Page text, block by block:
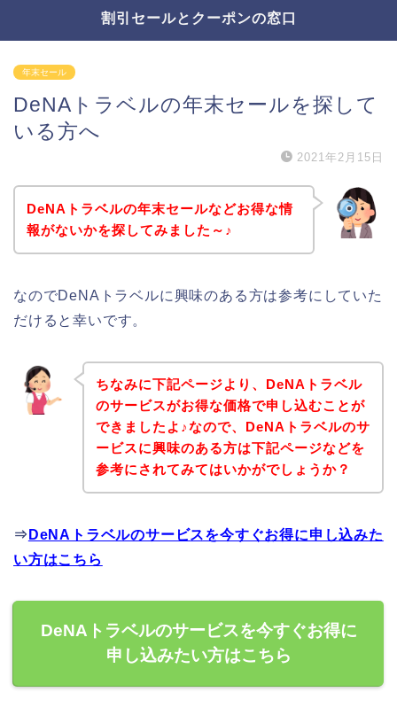
割引セールとクーポンの窓口
年末セール
DeNAトラベルの年末セールを探して
いる方へ
2021年2月15日
DeNAトラベルの年末セールなどお得な情
報がないかを探してみました～♪
なのでDeNAトラベルに興味のある方は参考にしていた
だけると幸いです。
ちなみに下記ページより、DeNAトラベル
のサービスがお得な価格で申し込むことが
できましたよ♪なので、DeNAトラベルのサ
ービスに興味のある方は下記ページなどを
参考にされてみてはいかがでしょうか？
⇒ DeNAトラベルのサービスを今すぐお得に申し込みた
い方はこちら
DeNAトラベルのサービスを今すぐお得に
申し込みたい方はこちら